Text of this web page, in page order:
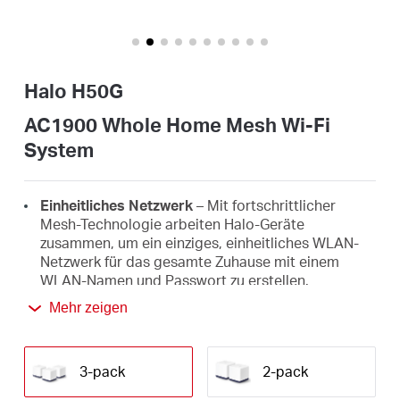
Halo H50G
AC1900 Whole Home Mesh Wi-Fi
System
Einheitliches Netzwerk– Mit fortschrittlicher
Mesh-Technologie arbeiten Halo-Geräte
zusammen, um ein einziges, einheitliches WLAN-
Netzwerk für das gesamte Zuhause mit einem
WLAN-Namen und Passwort zu erstellen.
Nahtloses Roaming
Zuhause bewegen, und erhalten Sie stets das
beste Signal für die schnellsten Verbindungen auf
all Ihren Geräten.
Mehr zeigen
3-pack 2-pack